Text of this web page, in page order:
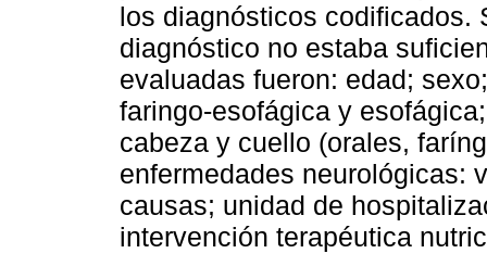
los diagnósticos codificados.
diagnóstico no estaba
evaluadas fueron: edad;
faringo-esofágica y
cabeza y cuello (orales,
enfermedades neurológicas:
causas; unidad de
intervención terapéutica